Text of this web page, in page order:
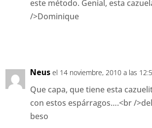
este método. Genial, esta
/>Dominique
Neus el 14 noviembre, 2010 a las
Que capa, que tiene esta
con estos espárragos….<br /
beso